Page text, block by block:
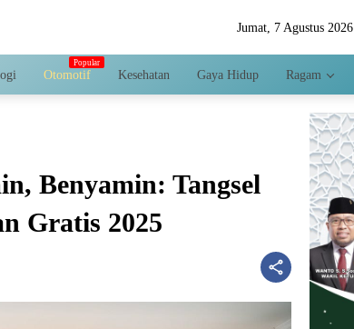
Jumat, 7 Agustus 2026
Otomotif Kesehatan Gaya Hidup Ragam
Benyamin: Tangsel
Gratis 2025